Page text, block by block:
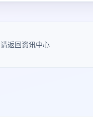
返回资讯中心